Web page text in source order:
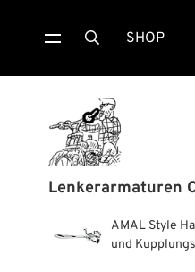
 SHOP
Lenkerarmaturen
AMAL Style
und